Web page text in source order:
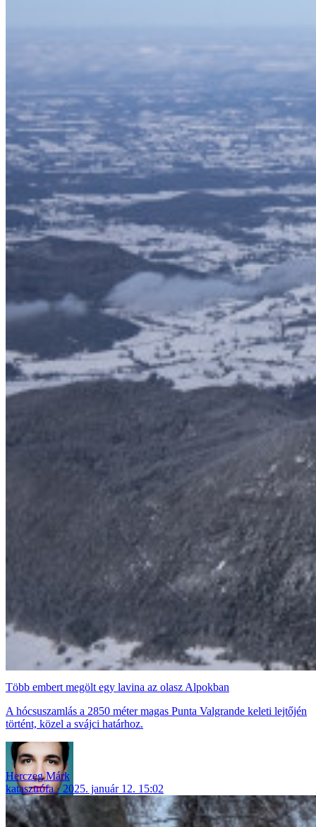
Több embert megölt egy lavina az olasz Alpokban
A hócsuszamlás a 2850 méter magas Punta Valgrande keleti lejtőjén
történt, közel a svájci határhoz.
Herczeg Márk
katasztrófa
2025. január 12. 15:02